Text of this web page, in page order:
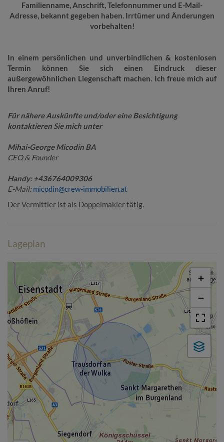
Familienname, Anschrift, Telefonnummer und E-Mail-
Adresse, bekannt gegeben haben. Irrtümer und Änderungen
vorbehalten!
In einem persönlichen und unverbindlichen & kostenlosen
Termin können Sie sich einen Eindruck dieser
außergewöhnlichen Liegenschaft machen. Ich freue mich auf
Ihren Anruf!
Für nähere Auskünfte und/oder eine Besichtigung
kontaktieren Sie mich unter
Mihai-George Micodin BA
CEO & Founder
Handy: +436764009306
E-Mail:micodin@crew-immobilien.at
Der Vermittler ist als Doppelmakler tätig.
Lageplan
+
−